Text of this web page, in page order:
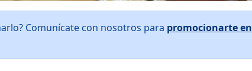
Comunícate con nosotros para promocionarte en